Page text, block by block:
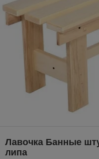
Лавочка Банные
липа